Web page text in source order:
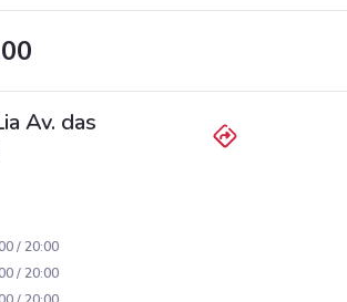
Av. das
/ 20:00
/ 20:00